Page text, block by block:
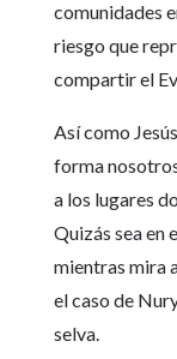
comunidades
riesgo que
compartir el
Así como
forma
a los lugares
Quizás sea en
mientras mira
el caso de
selva.